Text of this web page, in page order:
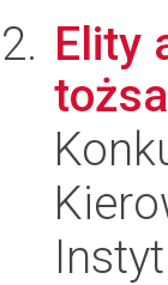
Elity